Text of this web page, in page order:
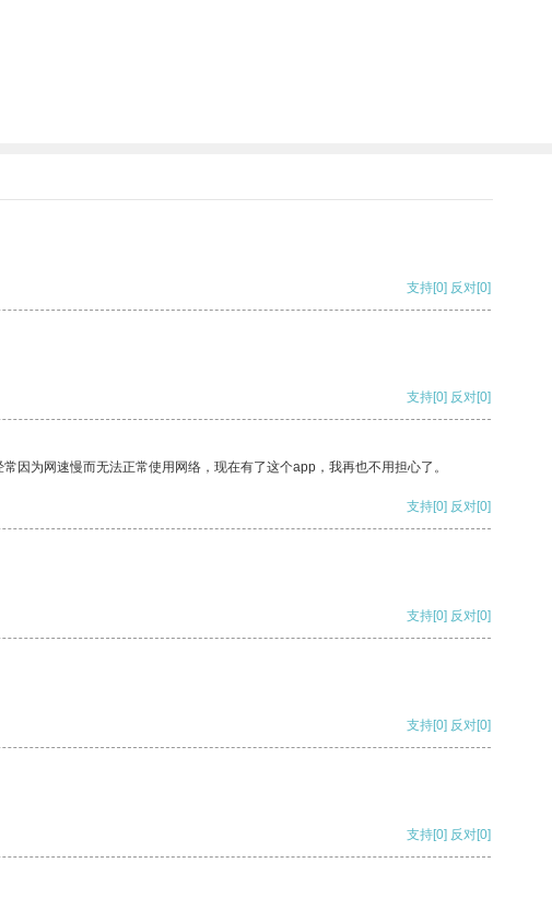
支持[0] 反对[0]
支持[0] 反对[0]
因为网速慢而无法正常使用网络，现在有了这个app，我再也不用担心了。
支持[0] 反对[0]
支持[0] 反对[0]
支持[0] 反对[0]
支持[0] 反对[0]